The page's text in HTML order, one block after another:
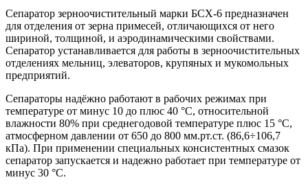
Сепаратор зерноочистительный марки БСХ-6 предназначен
для отделения от зерна примесей, отличающихся от него
шириной, толщиной, и аэродинамическими свойствами.
Сепаратор устанавливается для работы в зерноочистительных
отделениях мельниц, элеваторов, крупяных и мукомольных
предприятий.
Сепараторы надёжно работают в рабочих режимах при
температуре от минус 10 до плюс 40 °С, относительной
влажности 80% при среднегодовой температуре плюс 15 °С,
атмосферном давлении от 650 до 800 мм.рт.ст. (86,6÷106,7
кПа). При применении специальных консистентных смазок
сепаратор запускается и надежно работает при температуре от
минус 30 °С.